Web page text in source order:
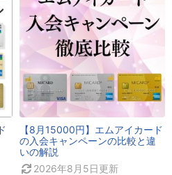
【8月15000円】エムアイカード
の入会キャンペーンの比較と違
いの解説
2026年8月5日更新